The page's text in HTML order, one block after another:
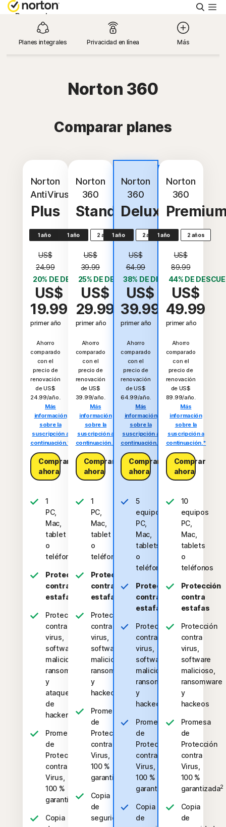
Personal
Pequeñas empresas
Argentina
Iniciar sesión
Planes integrales Privacidad en línea Más
Norton 360
Comparar planes
Norton
AntiVirus
Plus
1 año
US$
24.99
20% DE DESCUENTO*
US$
19.99
primer año
Ahorro
comparado
con el
precio de
renovación
de US$
24.99/año.
Más
información
sobre la
suscripción a
continuación.*
Comprar
ahora
1
PC,
Mac,
tablet
o
teléfono
Protección
contra
estafas
Protección
contra
virus,
software
malicioso,
ransomware
y
ataques
de
hackers
Promesa
de
Protección
contra
Virus,
100 %
garantizada
Copia
Norton
360
Standard
1 año 2 años
US$
39.99
25% DE DESCUENTO*
US$
29.99
primer año
Ahorro
comparado
con el
precio de
renovación
de US$
39.99/año.
Más
información
sobre la
suscripción a
continuación.*
Comprar
ahora
1
PC,
Mac,
tablet
o
teléfono
Protección
contra
estafas
Protección
contra
virus,
software
malicioso,
ransomware
y
hackeos
Promesa
de
Protección
contra
Virus,
100 %
garantizada
Copia
de
seguridad
popular
Norton
360
Deluxe
1 año 2 años
US$
64.99
38% DE DESCUENTO*
US$
39.99
primer año
Ahorro
comparado
con el
precio de
renovación
de US$
64.99/año.
Más
información
sobre la
suscripción a
continuación.*
Comprar
ahora
5
equipos
PC,
Mac,
tablets
o
teléfonos
Protección
contra
estafas
Protección
contra
virus,
software
malicioso,
ransomware
y
hackeos
Promesa
de
Protección
contra
Virus,
100 %
garantizada
Copia
de
Norton
360
1 año 2 años
US$
89.99
44% DE
US$
49.99
primer año
Ahorro
comparado
con el
precio de
renovación
de US$
89.99/año.
Más
información
sobre la
suscripción a
continuación.*
Comprar
ahora
10
equipos
PC,
Mac,
tablets
o
teléfonos
Protección
contra
estafas
Protección
contra
virus,
software
malicioso,
ransomware
y
hackeos
Promesa
de
Protección
contra
Virus,
100 %
garantizada2
Copia
de